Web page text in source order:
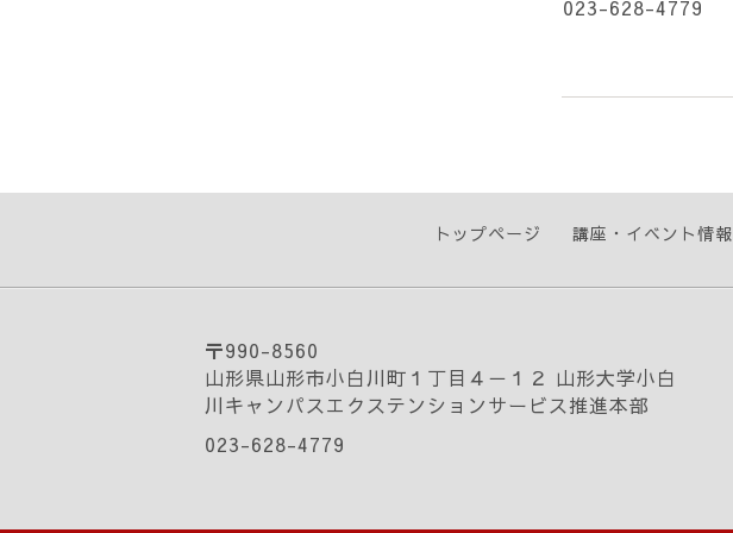
023-628-4779
トップページ 講座・イベント情報
〒990-8560
山形県山形市小白川町１丁目４－１２ 山形大学小白
川キャンパスエクステンションサービス推進本部
023-628-4779